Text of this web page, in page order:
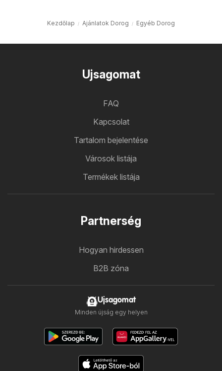
Kezdőlap Ajánlatok Dorog Egyéb Dorog
Ujsagomat
FAQ
Kapcsolat
Tartalom bejelentése
Városok listája
Termékek listája
Partnerség
Hogyan hirdessen
B2B zóna
Ujsagomat
Minden újság egy helyen